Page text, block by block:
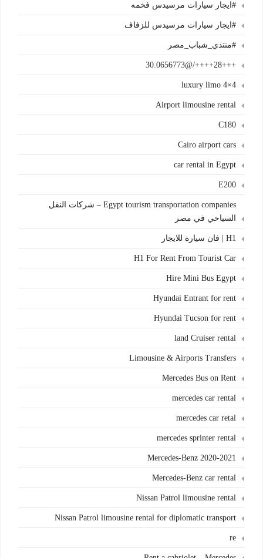
#ايجار سيارات مرسيدس فخمه
#ايجار سيارات مرسيدس للزفاف
#منتدي_شباب_مصر
+++28++++/@30.0656773
4×4 luxury limo
Airport limousine rental
C180
Cairo airport cars
car rental in Egypt
E200
Egypt tourism transportation companies – شركات النقل
السياحي في مصر
H1 | فان سيارة للايجار
H1 For Rent From Tourist Car
Hire Mini Bus Egypt
Hyundai Entrant for rent
Hyundai Tucson for rent
land Cruiser rental
Limousine & Airports Transfers
Mercedes Bus on Rent
mercedes car rental
mercedes car retal
mercedes sprinter rental
Mercedes-Benz 2020-2021
Mercedes-Benz car rental
Nissan Patrol limousine rental
Nissan Patrol limousine rental for diplomatic transport
re